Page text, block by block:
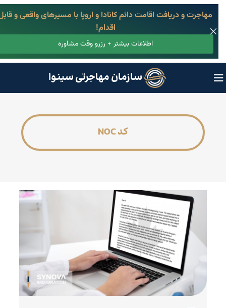
سازمان مهاجرتی سینوا
کد NOC
مهاجرت و دریافت اقامت دائم کانادا و اروپا با مسیرهای واقعی و
اقدام!
اطلاعات بیشتر + رزرو وقت مشاوره